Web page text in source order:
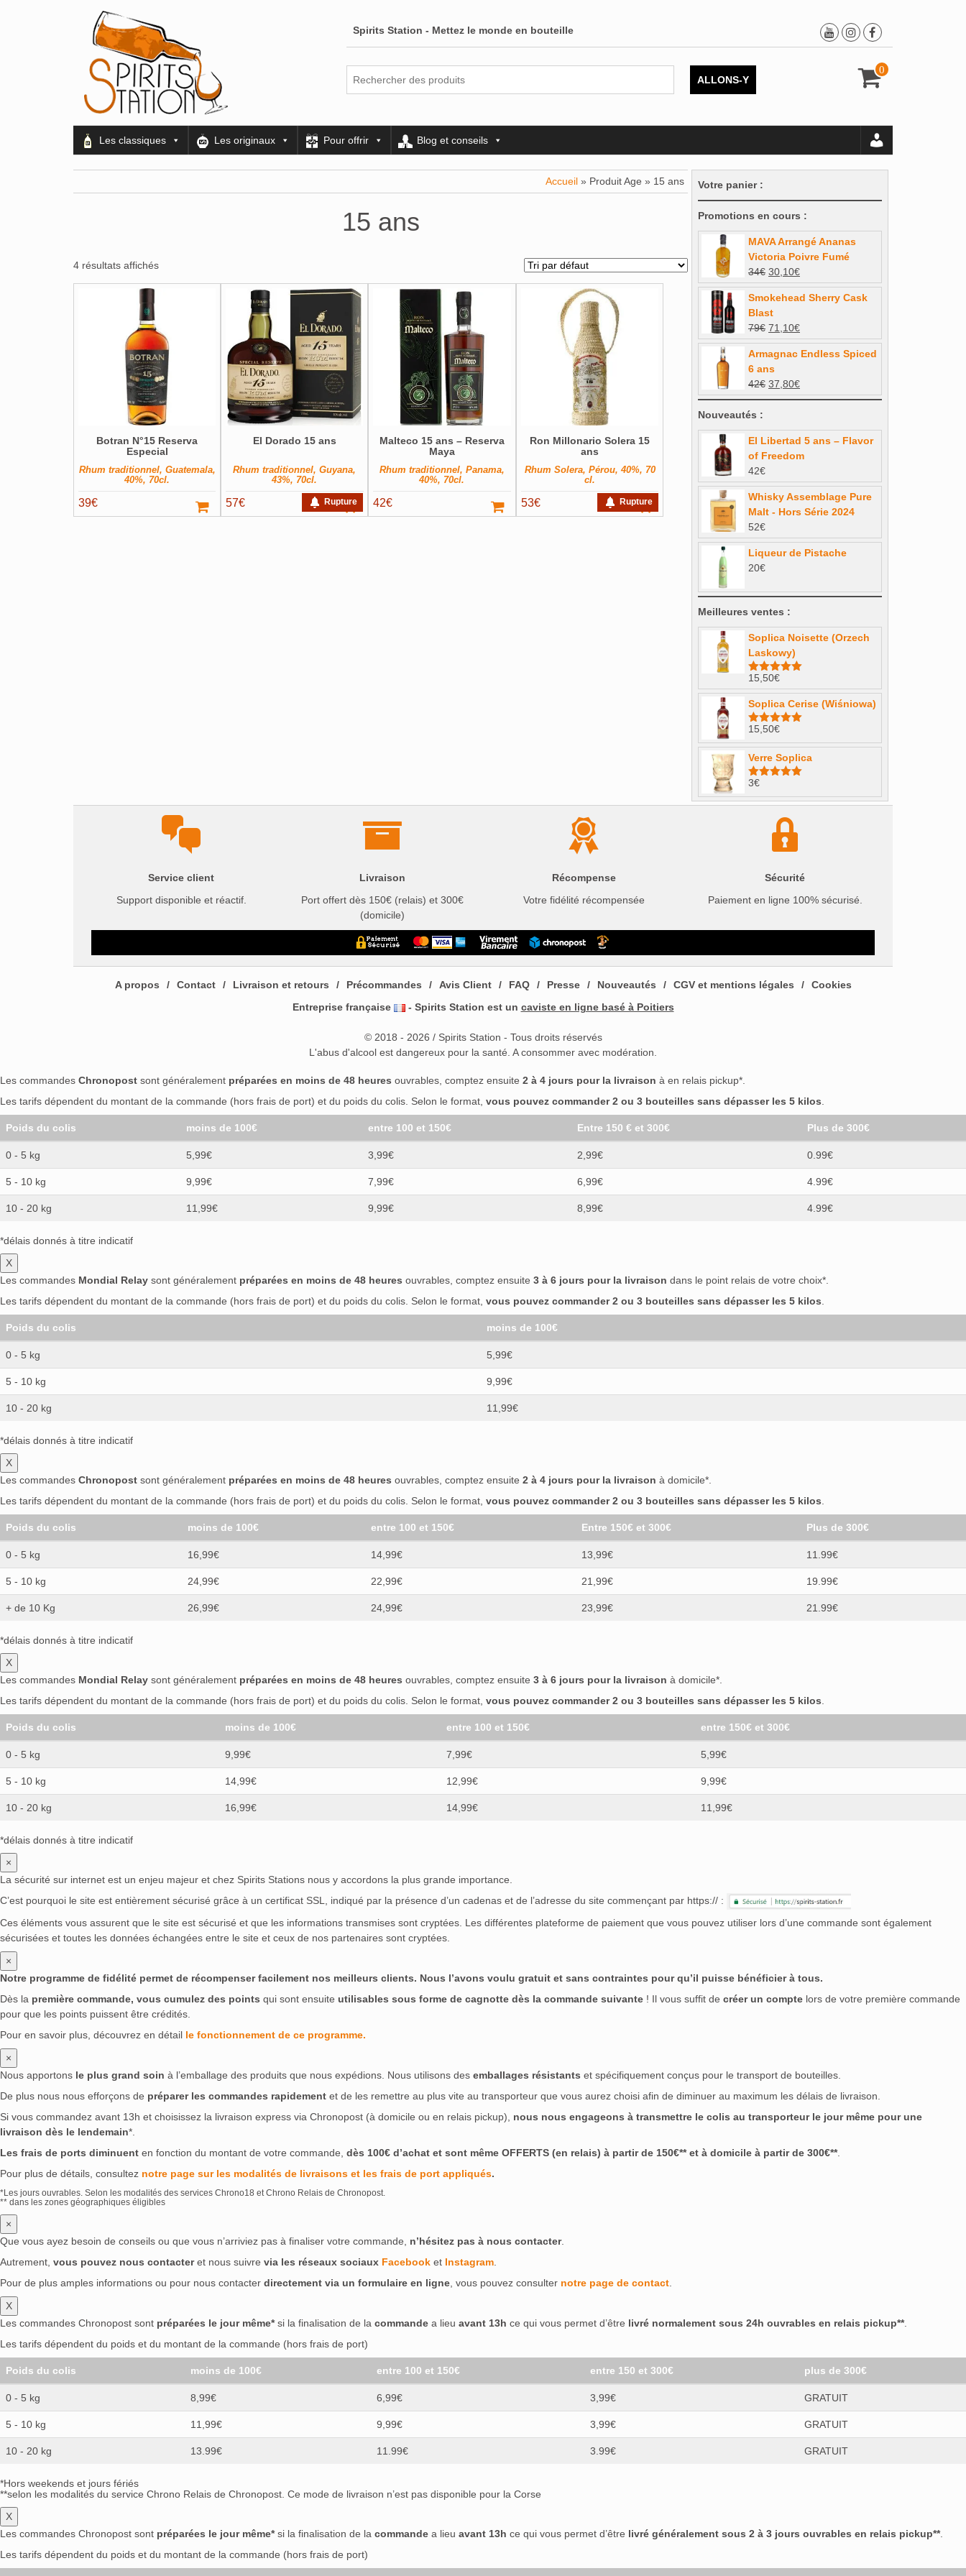
Spirits Station - Mettez le monde en bouteille
0
ALLONS-Y
Les classiques Les originaux Pour offrir Blog et conseils
Accueil » Produit Age » 15 ans
15 ans
4 résultats affichés
Botran N°15 Reserva
Especial
Rhum traditionnel, Guatemala,
40%, 70cl.
39€ Rupture
El Dorado 15 ans
Rhum traditionnel, Guyana,
43%, 70cl.
57€
Malteco 15 ans – Reserva
Maya
Rhum traditionnel, Panama,
40%, 70cl.
42€ Rupture
Ron Millonario Solera 15
ans
Rhum Solera, Pérou, 40%, 70
cl.
53€
Votre panier :
Promotions en cours :
MAVA Arrangé Ananas
Victoria Poivre Fumé
34€ Le
prix
initial
était :
34€.
30,10€Le
prix
actuel
30,10€.
Smokehead Sherry Cask
Blast
79€ Le
prix
initial
était :
79€.
71,10€Le
prix
actuel
71,10€.
Armagnac Endless Spiced
6 ans
42€ Le
prix
était :
42€.
37,80€Le
prix
est :
37,80€.
Nouveautés :
El Libertad 5 ans – Flavor
of Freedom
42€
Whisky Assemblage Pure
Malt - Hors Série 2024
52€
Liqueur de Pistache
20€
Meilleures ventes :
Soplica Noisette (Orzech
Laskowy)
Note4.98
sur 5
15,50€
Soplica Cerise (Wiśniowa)
Note5.00
sur 5
15,50€
Verre Soplica
Note
sur 5
3€
Service client
Support disponible et réactif.
Livraison
Port offert dès 150€ (relais) et 300€
(domicile)
Récompense
Votre fidélité récompensée
Sécurité
Paiement en ligne 100% sécurisé.
A propos Contact Livraison et retours Précommandes Avis Client FAQ Presse Nouveautés CGV et mentions légales
Cookies
Entreprise française
- Spirits Station est un caviste en ligne basé à Poitiers
© 2018 - 2026 / Spirits Station - Tous droits réservés
L'abus d'alcool est dangereux pour la santé. A consommer avec modération.
Les commandes Chronopost sont généralement préparées en moins de 48 heures ouvrables, comptez ensuite 2 à 4 jours pour la livraison à en relais pickup*.
Les tarifs dépendent du montant de la commande (hors frais de port) et du poids du colis. Selon le format, vous pouvez commander 2 ou 3 bouteilles sans dépasser les 5 kilos
Poids du colis moins de 100€ entre 100 et 150€ Entre 150 € et 300€ Plus de 300€
0 - 5 kg 5,99€ 3,99€ 2,99€ 0.99€
5 - 10 kg 9,99€ 7,99€ 6,99€ 4.99€
10 - 20 kg 11,99€ 9,99€ 8,99€ 4.99€
*délais donnés à titre indicatif
X
Les commandes Mondial Relay sont généralement préparées en moins de 48 heures ouvrables, comptez ensuite 3 à 6 jours pour la livraison dans le point relais de votre choix*.
Les tarifs dépendent du montant de la commande (hors frais de port) et du poids du colis. Selon le format, vous pouvez commander 2 ou 3 bouteilles sans dépasser les 5 kilos
Poids du colis moins de 100€
0 - 5 kg 5,99€
5 - 10 kg 9,99€
10 - 20 kg 11,99€
*délais donnés à titre indicatif
X
Les commandes Chronopost sont généralement préparées en moins de 48 heures ouvrables, comptez ensuite 2 à 4 jours pour la livraison à domicile*.
Les tarifs dépendent du montant de la commande (hors frais de port) et du poids du colis. Selon le format, vous pouvez commander 2 ou 3 bouteilles sans dépasser les 5 kilos
Poids du colis moins de 100€ entre 100 et 150€ Entre 150€ et 300€ Plus de 300€
0 - 5 kg 16,99€ 14,99€ 13,99€ 11.99€
5 - 10 kg 24,99€ 22,99€ 21,99€ 19.99€
+ de 10 Kg 26,99€ 24,99€ 23,99€ 21.99€
*délais donnés à titre indicatif
X
Les commandes Mondial Relay sont généralement préparées en moins de 48 heures ouvrables, comptez ensuite 3 à 6 jours pour la livraison à domicile*.
Les tarifs dépendent du montant de la commande (hors frais de port) et du poids du colis. Selon le format, vous pouvez commander 2 ou 3 bouteilles sans dépasser les 5 kilos
Poids du colis moins de 100€ entre 100 et 150€ entre 150€ et 300€
0 - 5 kg 9,99€ 7,99€ 5,99€
5 - 10 kg 14,99€ 12,99€ 9,99€
10 - 20 kg 16,99€ 14,99€ 11,99€
*délais donnés à titre indicatif
×
La sécurité sur internet est un enjeu majeur et chez Spirits Stations nous y accordons la plus grande importance.
C’est pourquoi le site est entièrement sécurisé grâce à un certificat SSL, indiqué par la présence d’un cadenas et de l’adresse du site commençant par https:// :
Ces éléments vous assurent que le site est sécurisé et que les informations transmises sont cryptées. Les différentes plateforme de paiement que vous pouvez utiliser lors d’une commande sont également
sécurisées et toutes les données échangées entre le site et ceux de nos partenaires sont cryptées.
×
Notre programme de fidélité permet de récompenser facilement nos meilleurs clients. Nous l’avons voulu gratuit et sans contraintes pour qu’il puisse bénéficier à tous.
Dès la première commande, vous cumulez des points qui sont ensuite utilisables sous forme de cagnotte dès la commande suivante ! Il vous suffit de créer un compte lors de votre première commande
pour que les points puissent être crédités.
Pour en savoir plus, découvrez en détail le fonctionnement de ce programme.
×
Nous apportons le plus grand soin à l’emballage des produits que nous expédions. Nous utilisons des emballages résistants et spécifiquement conçus pour le transport de bouteilles.
De plus nous nous efforçons de préparer les commandes rapidement et de les remettre au plus vite au transporteur que vous aurez choisi afin de diminuer au maximum les délais de livraison.
Si vous commandez avant 13h et choisissez la livraison express via Chronopost (à domicile ou en relais pickup), nous nous engageons à transmettre le colis au transporteur le jour même pour une
livraison dès le lendemain*.
Les frais de ports diminuent en fonction du montant de votre commande, dès 100€ d’achat et sont même OFFERTS (en relais) à partir de 150€** et à domicile à partir de 300€**.
Pour plus de détails, consultez notre page sur les modalités de livraisons et les frais de port appliqués.
*Les jours ouvrables. Selon les modalités des services Chrono18 et Chrono Relais de Chronopost.
** dans les zones géographiques éligibles
×
Que vous ayez besoin de conseils ou que vous n’arriviez pas à finaliser votre commande, n’hésitez pas à nous contacter.
Autrement, vous pouvez nous contacteret nous suivre via les réseaux sociaux Facebook et Instagram
Pour de plus amples informations ou pour nous contacter directement via un formulaire en ligne , vous pouvez consulter notre page de contact
X
Les commandes Chronopost sont préparées le jour même*si la finalisation de la commande a lieu avant 13h ce qui vous permet d’être livré normalement sous 24h ouvrables en relais pickup**.
Les tarifs dépendent du poids et du montant de la commande (hors frais de port)
Poids du colis moins de 100€ entre 100 et 150€ entre 150 et 300€ plus de 300€
0 - 5 kg 8,99€ 6,99€ 3,99€ GRATUIT
5 - 10 kg 11,99€ 9,99€ 3,99€ GRATUIT
10 - 20 kg 13.99€ 11.99€ 3.99€ GRATUIT
*Hors weekends et jours fériés
**selon les modalités du service Chrono Relais de Chronopost. Ce mode de livraison n’est pas disponible pour la Corse
X
Les commandes Chronopost sont préparées le jour même*si la finalisation de la commande a lieu avant 13h ce qui vous permet d’être livré généralement sous 2 à 3 jours ouvrables en relais pickup**.
Les tarifs dépendent du poids et du montant de la commande (hors frais de port)